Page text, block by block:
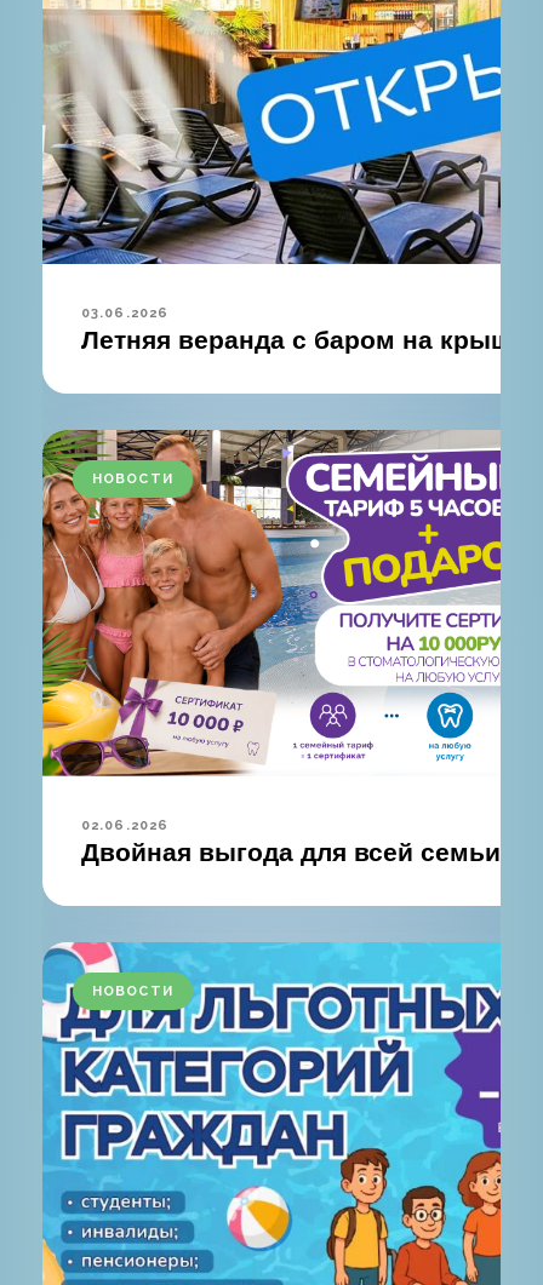
03.06.2026
Летняя веранда с баром на крыше
НОВОСТИ
02.06.2026
Двойная выгода для всей семьи!
НОВОСТИ